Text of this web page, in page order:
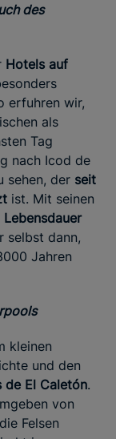
des
Hotels auf
erfuhren wir,
als
Tag
nach Icod de
sehen, der seit
ist. Mit seinen
Lebensdauer
selbst dann,
Jahren
kleinen
und den
de El Caletón.
von
Felsen